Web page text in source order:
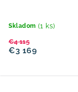
Skladom (1 ks)
€3 169
€4 115